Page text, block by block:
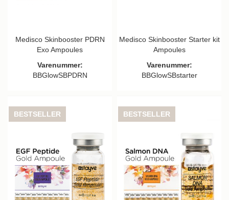
Medisco Skinbooster PDRN
Exo Ampoules
Varenummer:
BBGlowSBPDRN
Medisco Skinbooster Starter kit
Ampoules
Varenummer:
BBGlowSBstarter
BESTSELLER BESTSELLER